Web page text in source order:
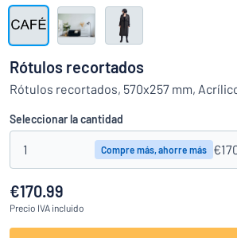
¿No encuentra lo que busca? Empieza a
Mostrar todas las categorías
Solicitud
presupuesto
Login
al
Cliente
Consumidor
Empresa
Rótulos recortados
Rótulos recortados, 570x257 mm,
Seleccionar la cantidad
1 Compre más, ahorre más
€170.99
Precio IVA incluido